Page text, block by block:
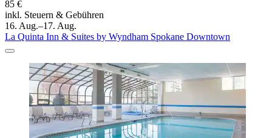
85 €
inkl. Steuern & Gebühren
16. Aug.–17. Aug.
La Quinta Inn & Suites by Wyndham Spokane Downtown